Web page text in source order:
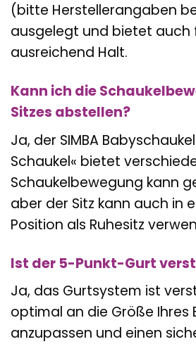
(bitte Herstellerangaben
ausgelegt und bietet auch
ausreichend Halt.
Kann ich die
Sitzes abstellen?
Ja, der SIMBA
Schaukel« bietet
Schaukelbewegung kann
aber der Sitz kann auch in
Position als Ruhesitz
Ist der 5-Punkt-Gurt
Ja, das Gurtsystem ist
optimal an die Größe Ihres
anzupassen und einen